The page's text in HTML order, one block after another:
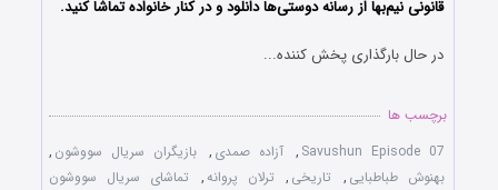
قانونی نیم‌بها از رسانه دوستی‌ها دانلود و در کنار خانواده تماشا کنید.
در حال بارگذاری پخش کننده...
برچسب ها
Savushun Episode 07
, آزاده صمدی , بازیگران سریال سووشون ,
بهنوش طباطبایی , تاریخی , ترلان پروانه,
تماشای سریال سووشون